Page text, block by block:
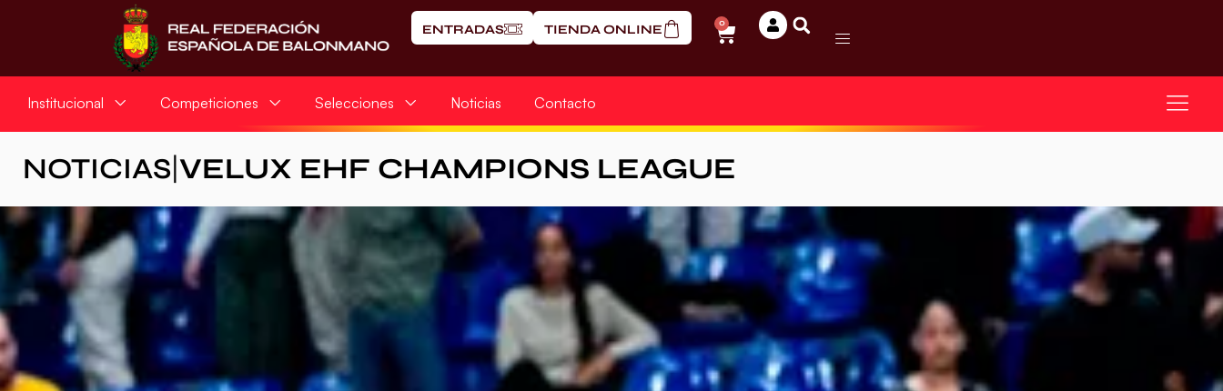
ENTRADAS TIENDA ONLINE 0
Institucional Competiciones Selecciones Noticias Contacto
NOTICIAS VELUX EHF CHAMPIONS LEAGUE